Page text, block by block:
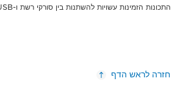
התכונות הזמינות עשויות להשתנות בין סורקי רשת ו-USB.
חזרה לראש הדף